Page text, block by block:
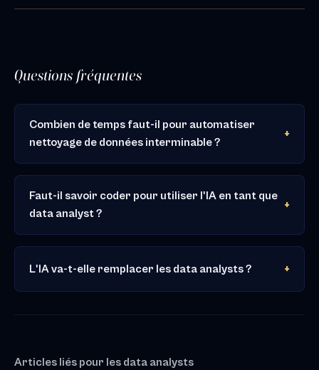
Questions fréquentes
Combien de temps faut-il pour automatiser
nettoyage de données interminable ?
Faut-il savoir coder pour utiliser l'IA en tant que
data analyst ?
L'IA va-t-elle remplacer les data analysts ?
Articles liés pour les data analysts